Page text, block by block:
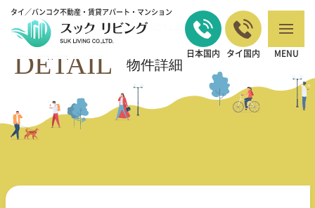
タイ／バンコク不動産・賃貸アパート・マンション
日本国内 タイ国内 MENU
バンコクの不動産・賃貸 TOP 1 BED > The Empire Place Sathorn
DETAIL 物件詳細